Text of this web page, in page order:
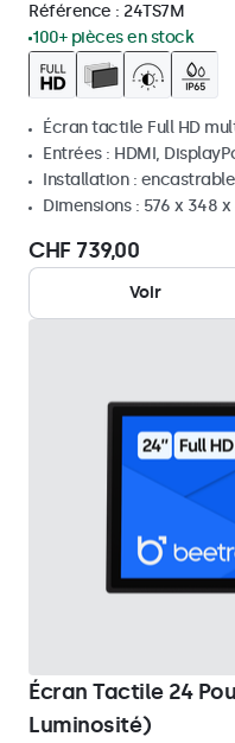
Référence : 24TS7M
100+ pièces en stock
Écran tactile Full HD
Entrées : HDMI,
Installation :
Dimensions : 576 x 348
CHF 739,00
Voir
Écran Tactile 24
Luminosité)